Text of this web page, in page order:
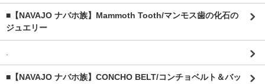
■【NAVAJO ナバホ族】Mammoth Tooth/マンモス歯の化石の
ジュエリー
.
■【NAVAJO ナバホ族】CONCHO BELT/コンチョベルト＆バッ